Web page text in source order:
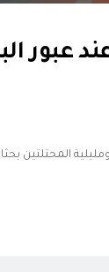
عبور
المحتلتين